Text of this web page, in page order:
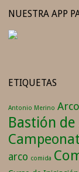
NUESTRA APP
ETIQUETAS
Antonio Merino
Bastión de
arco comida